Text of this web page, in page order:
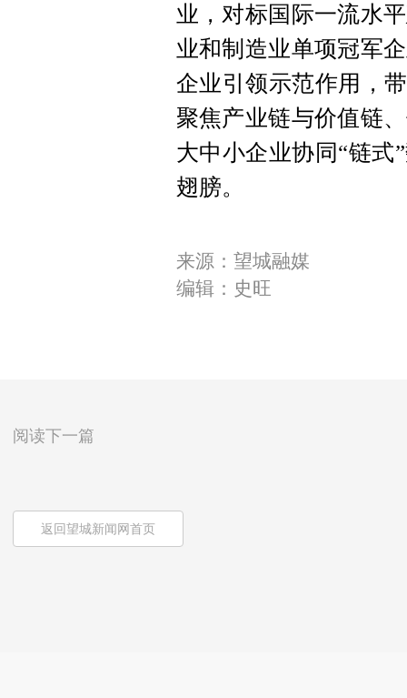
业，对标国际一流水
业和制造业单项冠军
企业引领示范作用，
聚焦产业链与价值链
大中小企业协同“链式
翅膀。
来源：望城融媒
编辑：史旺
阅读下一篇
返回望城新闻网首页